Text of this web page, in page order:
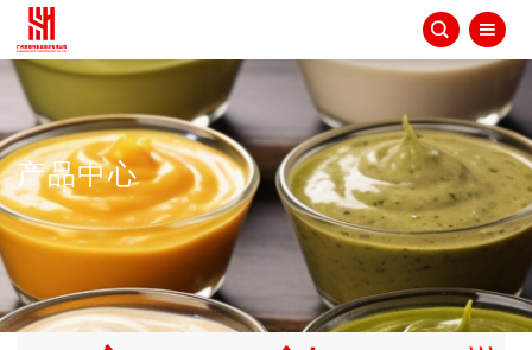
 
产品中心